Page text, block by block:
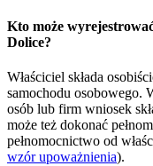
Kto może
Dolice?
Właściciel składa
samochodu osobowego.
osób lub firm wniosek
może też dokonać
pełnomocnictwo od
wzór upoważnienia).